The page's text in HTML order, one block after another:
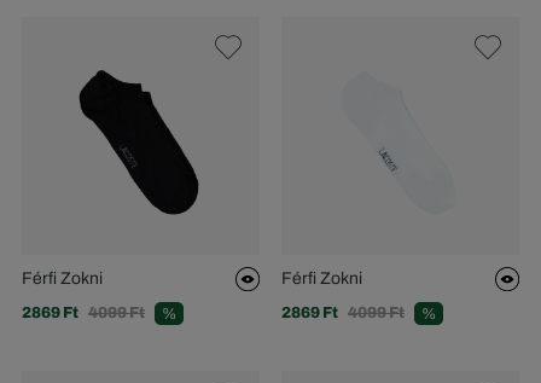
Férfi Zokni
2869 Ft 4099 Ft %
Férfi Zokni
2869 Ft 4099 Ft %